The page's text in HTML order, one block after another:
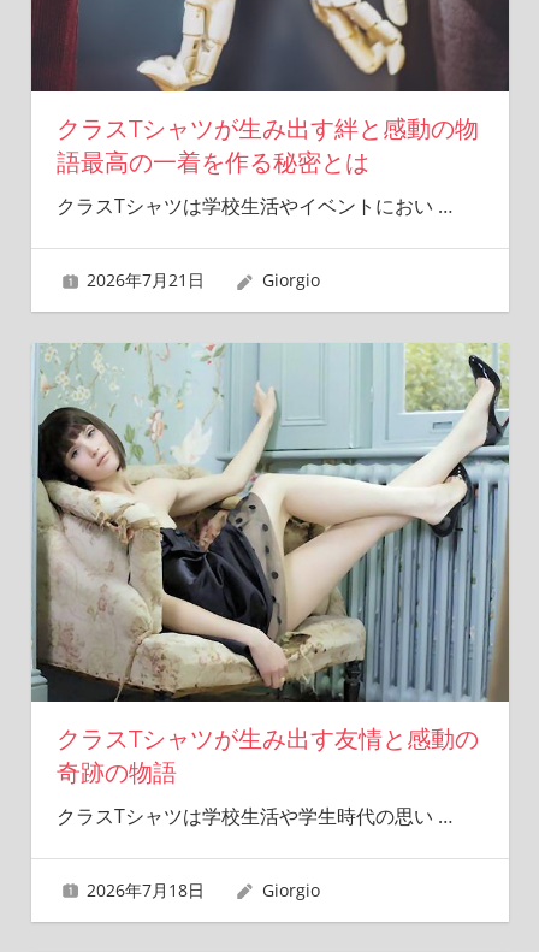
クラスTシャツが生み出す絆と感動の物
語最高の一着を作る秘密とは
クラスTシャツは学校生活やイベントにおい …
2026年7月21日 Giorgio
クラスTシャツが生み出す友情と感動の
奇跡の物語
クラスTシャツは学校生活や学生時代の思い …
2026年7月18日 Giorgio